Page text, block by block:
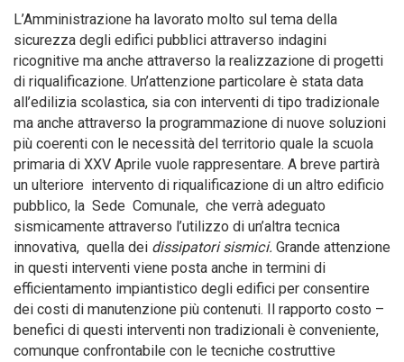
L’Amministrazione ha lavorato molto sul tema della
sicurezza degli edifici pubblici attraverso indagini
ricognitive ma anche attraverso la realizzazione di progetti
di riqualificazione. Un’attenzione particolare è stata data
all’edilizia scolastica, sia con interventi di tipo tradizionale
ma anche attraverso la programmazione di nuove soluzioni
più coerenti con le necessità del territorio quale la scuola
primaria di XXV Aprile vuole rappresentare. A breve partirà
un ulteriore intervento di riqualificazione di un altro edificio
pubblico, la Sede Comunale, che verrà adeguato
sismicamente attraverso l’utilizzo di un’altra tecnica
innovativa, quella dei dissipatori sismici. Grande attenzione
in questi interventi viene posta anche in termini di
efficientamento impiantistico degli edifici per consentire
dei costi di manutenzione più contenuti. Il rapporto costo –
benefici di questi interventi non tradizionali è conveniente,
comunque confrontabile con le tecniche costruttive